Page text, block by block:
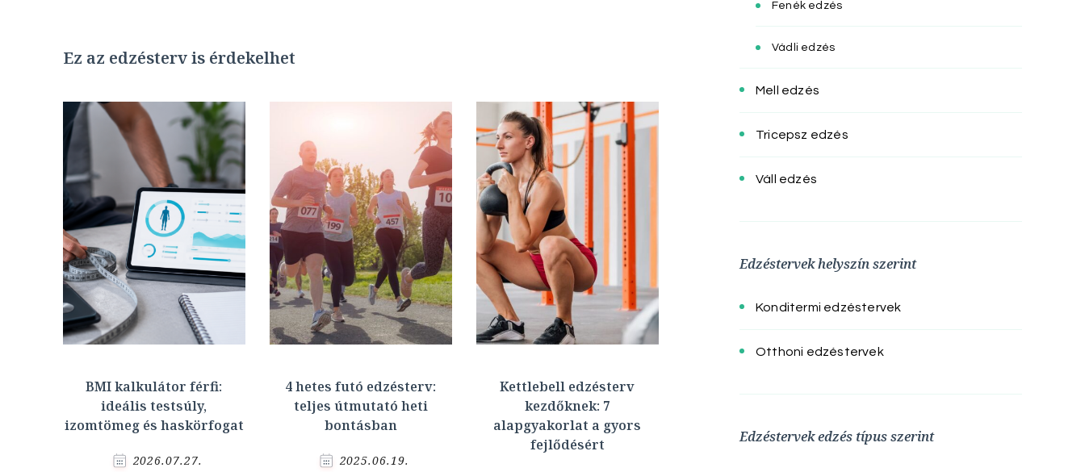
Ez az edzésterv is érdekelhet
BMI kalkulátor férfi:
ideális testsúly,
izomtömeg és haskörfogat
2026.07.27.
4 hetes futó edzésterv:
teljes útmutató heti
bontásban
2025.06.19.
Kettlebell edzésterv
kezdőknek: 7
alapgyakorlat a gyors
fejlődésért
Fenék edzés
Vádli edzés
Mell edzés
Tricepsz edzés
Váll edzés
Edzéstervek helyszín szerint
Konditermi edzéstervek
Otthoni edzéstervek
Edzéstervek edzés típus szerint